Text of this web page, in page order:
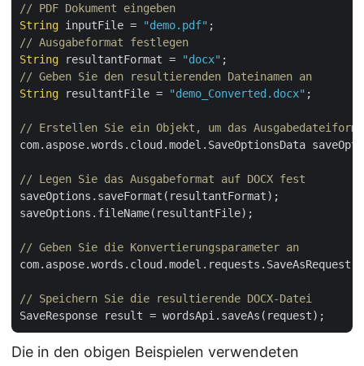
// PDF Dokument eingeben
String inputFile = "demo.pdf"
// Ausgabeformat festlegen
String resultantFormat = "docx"
// Geben Sie den resultierenden Dateinamen an
String resultantFile = "demo_Converted.docx" ;
// Erstellen Sie ein Objekt, um das
com.aspose.words.cloud.model.SaveOptionsData
// Legen Sie das Ausgabeformat auf DOCX fest
saveOptions.saveFormat(resultantFormat);
saveOptions.fileName(resultantFile);
// Geben Sie die Konvertierungsparameter an
// Speichern Sie die resultierende DOCX-Datei
Die in den obigen Beispielen verwendeten